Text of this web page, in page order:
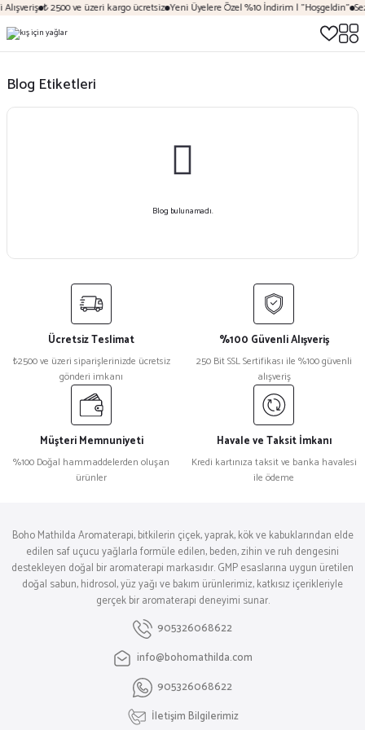
₺ 2500 ve üzeri kargo ücretsiz Yeni Üyelere Özel %10 İndirim | "Hoşgeldin"
Blog Etiketleri
Blog bulunamadı.
Ücretsiz Teslimat
₺2500 ve üzeri siparişlerinizde ücretsiz
gönderi imkanı
%100 Güvenli Alışveriş
250 Bit SSL Sertifikası ile %100 güvenli
alışveriş
Müşteri Memnuniyeti
%100 Doğal hammaddelerden oluşan
ürünler
Havale ve Taksit İmkanı
Kredi kartınıza taksit ve banka havalesi
ile ödeme
Boho Mathilda Aromaterapi, bitkilerin çiçek, yaprak, kök ve kabuklarından elde
edilen saf uçucu yağlarla formüle edilen, beden, zihin ve ruh dengesini
destekleyen doğal bir aromaterapi markasıdır. GMP esaslarına uygun üretilen
doğal sabun, hidrosol, yüz yağı ve bakım ürünlerimiz, katkısız içerikleriyle
gerçek bir aromaterapi deneyimi sunar.
905326068622
info@bohomathilda.com
905326068622
İletişim Bilgilerimiz